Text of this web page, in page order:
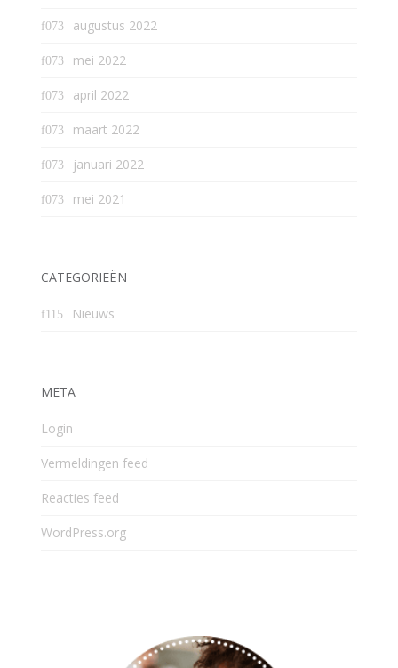
augustus 2022
mei 2022
april 2022
maart 2022
januari 2022
mei 2021
CATEGORIEËN
Nieuws
META
Login
Vermeldingen feed
Reacties feed
WordPress.org